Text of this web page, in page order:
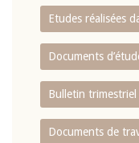
Etudes réalisées
Documents
Bulletin
Documents de